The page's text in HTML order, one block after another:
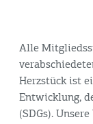
Alle
Herzstück ist
Entwicklung,
(SDGs).